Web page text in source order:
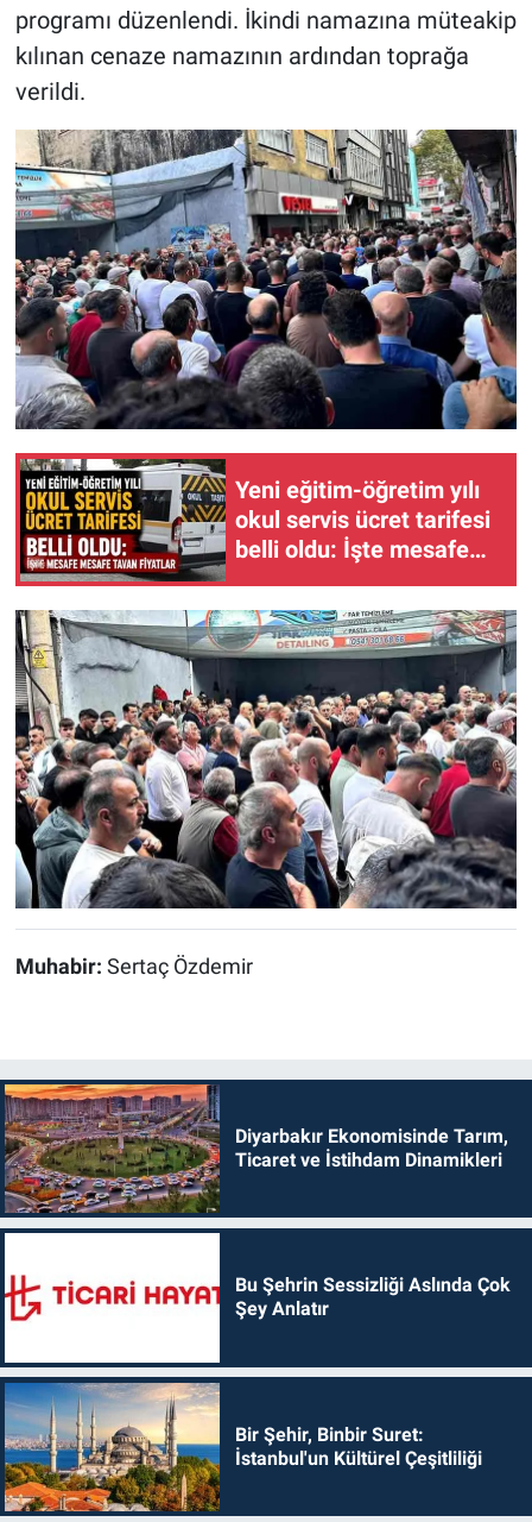
programı düzenlendi. İkindi namazına müteakip
kılınan cenaze namazının ardından toprağa
verildi.
Yeni eğitim-öğretim yılı
okul servis ücret tarifesi
belli oldu: İşte mesafe
mesafe tavan fiyatlar
Muhabir: Sertaç Özdemir
Diyarbakır Ekonomisinde Tarım,
Ticaret ve İstihdam Dinamikleri
Bu Şehrin Sessizliği Aslında Çok
Şey Anlatır
Bir Şehir, Binbir Suret:
İstanbul'un Kültürel Çeşitliliği